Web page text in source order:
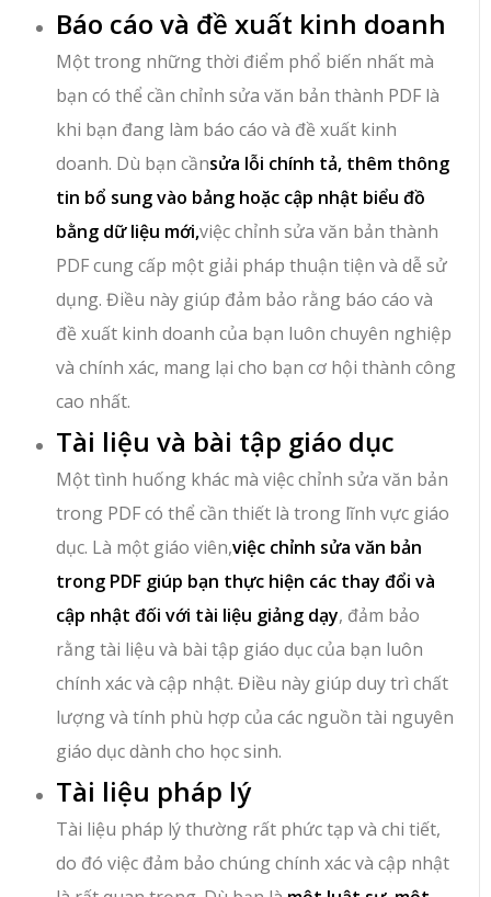
Báo cáo và đề xuất kinh doanh
Một trong những thời điểm phổ biến nhất mà
bạn có thể cần chỉnh sửa văn bản thành PDF là
khi bạn đang làm báo cáo và đề xuất kinh
doanh. Dù bạn cầnsửa lỗi chính tả, thêm thông
tin bổ sung vào bảng hoặc cập nhật biểu đồ
bằng dữ liệu mới,việc chỉnh sửa văn bản thành
PDF cung cấp một giải pháp thuận tiện và dễ sử
dụng. Điều này giúp đảm bảo rằng báo cáo và
đề xuất kinh doanh của bạn luôn chuyên nghiệp
và chính xác, mang lại cho bạn cơ hội thành công
cao nhất.
Tài liệu và bài tập giáo dục
Một tình huống khác mà việc chỉnh sửa văn bản
trong PDF có thể cần thiết là trong lĩnh vực giáo
dục. Là một giáo viên,việc chỉnh sửa văn bản
trong PDF giúp bạn thực hiện các thay đổi và
cập nhật đối với tài liệu giảng dạy, đảm bảo
rằng tài liệu và bài tập giáo dục của bạn luôn
chính xác và cập nhật. Điều này giúp duy trì chất
lượng và tính phù hợp của các nguồn tài nguyên
giáo dục dành cho học sinh.
Tài liệu pháp lý
Tài liệu pháp lý thường rất phức tạp và chi tiết,
do đó việc đảm bảo chúng chính xác và cập nhật